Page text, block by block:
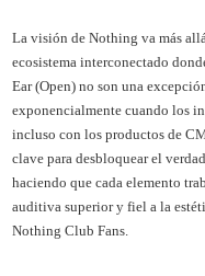
La visión de Nothing va más
ecosistema interconectado
Ear (Open) no son una
exponencialmente cuando los
incluso con los productos de
clave para desbloquear el
haciendo que cada elemento
auditiva superior y fiel a la
Nothing Club Fans.